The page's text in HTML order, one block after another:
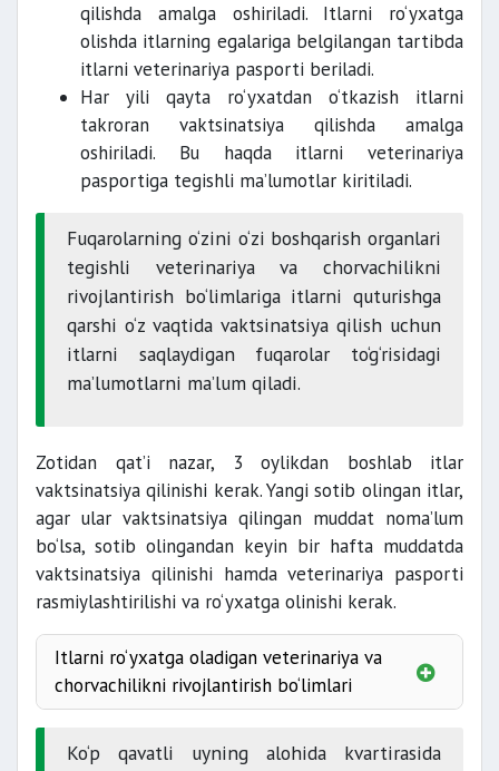
qilishda amalga oshiriladi. Itlarni ro‘yxatga
olishda itlarning egalariga belgilangan tartibda
itlarni veterinariya pasporti beriladi.
Har yili qayta ro‘yxatdan o‘tkazish itlarni
takroran vaktsinatsiya qilishda amalga
oshiriladi. Bu haqda itlarni veterinariya
pasportiga tegishli ma’lumotlar kiritiladi.
Fuqarolarning o‘zini o‘zi boshqarish organlari
tegishli veterinariya va chorvachilikni
rivojlantirish bo‘limlariga itlarni quturishga
qarshi o‘z vaqtida vaktsinatsiya qilish uchun
itlarni saqlaydigan fuqarolar to‘g‘risidagi
ma’lumotlarni ma’lum qiladi.
Zotidan qat’i nazar, 3 oylikdan boshlab itlar
vaktsinatsiya qilinishi kerak. Yangi sotib olingan itlar,
agar ular vaktsinatsiya qilingan muddat noma’lum
bo‘lsa, sotib olingandan keyin bir hafta muddatda
vaktsinatsiya qilinishi hamda veterinariya pasporti
rasmiylashtirilishi va ro‘yxatga olinishi kerak.
Itlarni ro‘yxatga oladigan veterinariya va
chorvachilikni rivojlantirish bo‘limlari
Ko‘p qavatli uyning alohida kvartirasida